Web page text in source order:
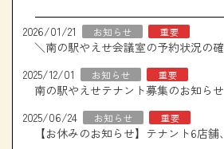
2026/01/21 お知らせ 重要
2025/12/01
お知らせ 重要
南の駅やえせテナント募集のお知らせ
2025/06/24
お知らせ 重要